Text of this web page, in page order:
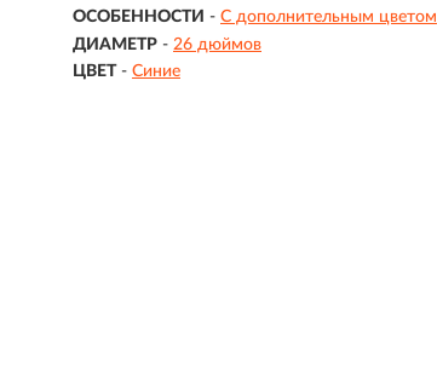
ОСОБЕННОСТИ - С дополнительным цветом
ДИАМЕТР - 26 дюймов
ЦВЕТ - Синие